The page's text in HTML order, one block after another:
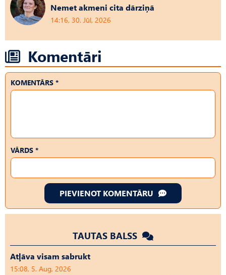
Nemet akmeni cita dārziņā
14:16, 30. Jūl, 2026
Komentāri
KOMENTĀRS *
VĀRDS *
PIEVIENOT KOMENTĀRU
TAUTAS BALSS
Atļāva visam sabrukt
15:08, 5. Aug, 2026